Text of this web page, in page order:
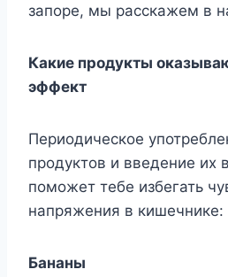
запоре, мы расскажем в
Какие продукты
эффект
Периодическое
продуктов и введение их
поможет тебе избегать
напряжения в кишечнике:
Бананы